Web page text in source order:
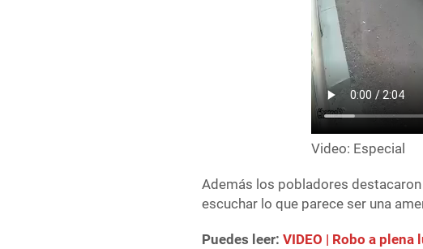
Video: Especial
Además los pobladores
escuchar lo que parece ser una
Puedes leer:VIDEO | Robo a